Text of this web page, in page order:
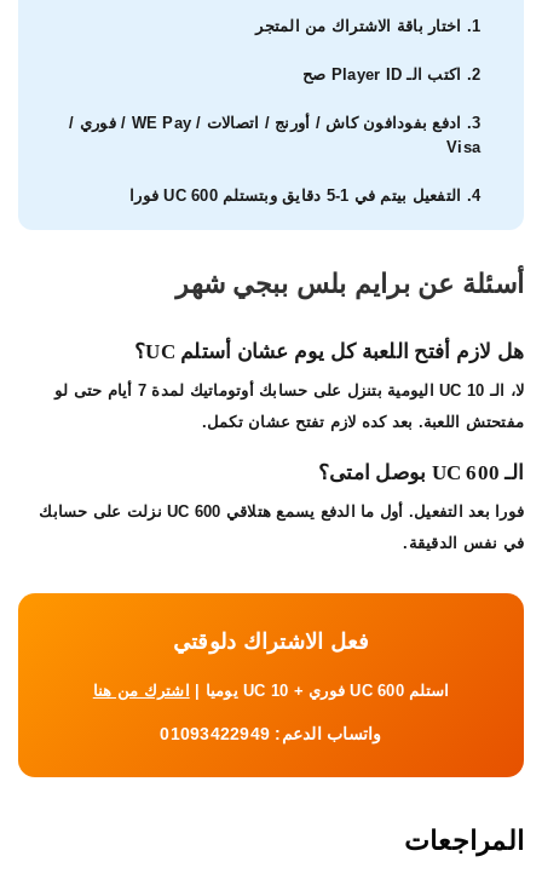
اختار باقة الاشتراك من المتجر
اكتب الـ Player ID صح
ادفع بفودافون كاش / أورنج / اتصالات / WE Pay / فوري /
Visa
التفعيل بيتم في 1-5 دقايق وبتستلم 600 UC فورا
أسئلة عن برايم بلس ببجي شهر
هل لازم أفتح اللعبة كل يوم عشان أستلم UC؟
لا، الـ 10 UC اليومية بتنزل على حسابك أوتوماتيك لمدة 7 أيام حتى لو
مفتحتش اللعبة. بعد كده لازم تفتح عشان تكمل.
الـ 600 UC بوصل امتى؟
فورا بعد التفعيل. أول ما الدفع يسمع هتلاقي 600 UC نزلت على حسابك
في نفس الدقيقة.
فعل الاشتراك دلوقتي
استلم 600 UC فوري + 10 UC يوميا | اشترك من هنا
واتساب الدعم: 01093422949
المراجعات